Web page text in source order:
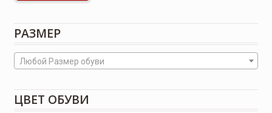
РАЗМЕР
Любой Размер обуви
ЦВЕТ ОБУВИ